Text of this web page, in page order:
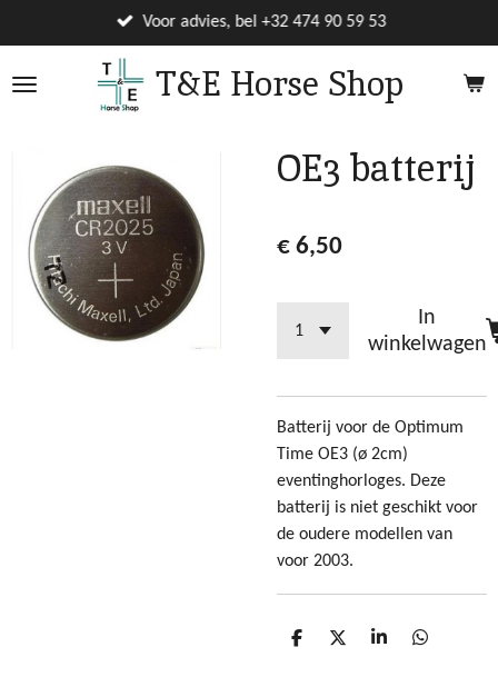
direct
naar
T&E Horse Shop
Voor advies, bel +32 474 90 59 53
OE3 batterij
€ 6,50
In
winkelwagen
Batterij voor de Optimum
Time OE3 (ø 2cm)
eventinghorloges. Deze
batterij is niet geschikt voor
de oudere modellen van
voor 2003.
D
D
S
D